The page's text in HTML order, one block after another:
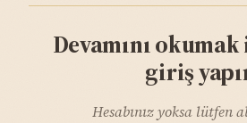
Devamını
giriş
Hesabınız yoksa lütfen